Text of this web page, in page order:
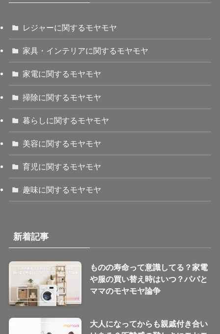
レジャーに関するモヤモヤ
家具・インテリアに関するモヤモヤ
家電に関するモヤモヤ
掃除に関するモヤモヤ
暮らしに関するモヤモヤ
美容に関するモヤモヤ
育児に関するモヤモヤ
趣味に関するモヤモヤ
新着記事
ものの寿命って意識してる？家電
や服の買い替え時はいつ？パパと
ママのモヤモヤ論争
大人になってからも親戚付き合い